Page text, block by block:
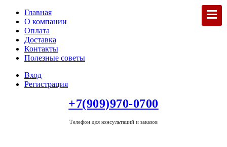
Главная
О компании
Оплата
Доставка
Контакты
Полезные советы
Вход
Регистрация
+7(909)970-0700
Телефон для консультаций и заказов